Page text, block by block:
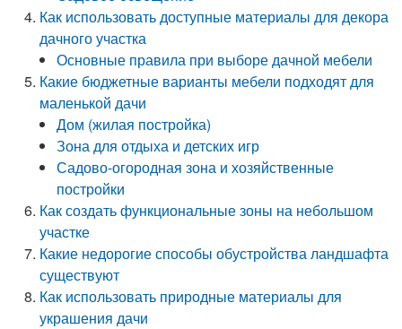
Как использовать доступные материалы для декора
дачного участка
Основные правила при выборе дачной мебели
Какие бюджетные варианты мебели подходят для
маленькой дачи
Дом (жилая постройка)
Зона для отдыха и детских игр
Садово-огородная зона и хозяйственные
постройки
Как создать функциональные зоны на небольшом
участке
Какие недорогие способы обустройства ландшафта
существуют
Как использовать природные материалы для
украшения дачи